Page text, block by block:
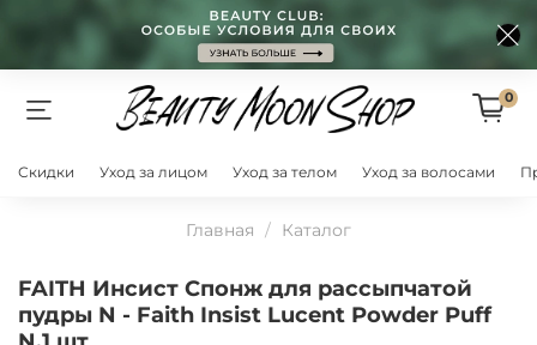
0
Скидки Уход за лицом Уход за телом Уход за волосами
Главная Каталог
FAITH Инсист Спонж для рассыпчатой
пудры N - Faith Insist Lucent Powder Puff